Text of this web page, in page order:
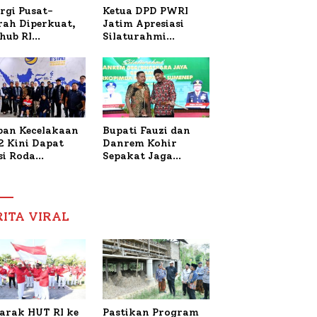
Pusat-
Diperkuat,
RI
Bahas
KM
Sentosa II
Ketua DPD PWRI
Jatim Apresiasi
Silaturahmi
dan PWRI, Sebut
Kemitraan Ideal
Polri-Pers
Kecelakaan
Kini Dapat
Roda
Nabil
Bupati Fauzi dan
Danrem Kohir
Sepakat Jaga
VIRAL
HUT RI ke
Pastikan Program